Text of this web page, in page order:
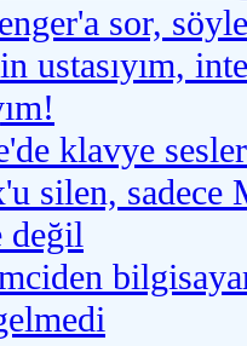
sor,
ustasıyım,
klavye
silen, sadece
değil